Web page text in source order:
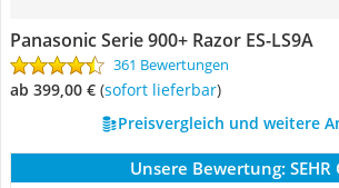
Panasonic Serie 900+ Razor ES-LS9A
361 Bewertungen
ab 399,00 € ( Sofort lieferbar)
Preisvergleich und weitere
Unsere Bewertung: SEHR